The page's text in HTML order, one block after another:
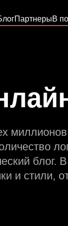
ПартнерыВ
миллионов
блог.
и стили,